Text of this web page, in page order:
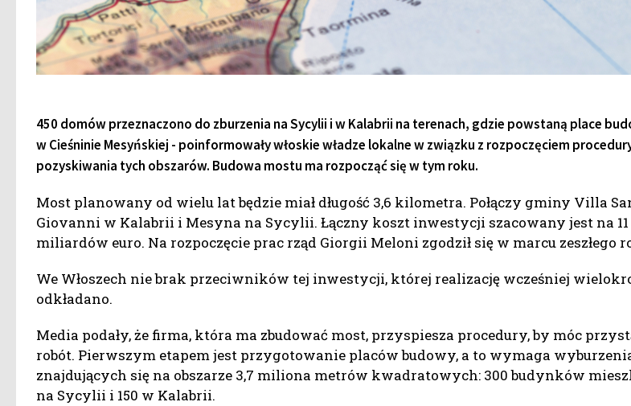
450 domów przeznaczono do zburzenia na Sycylii i w Kalabrii na terenach, gdzie powstaną place
w Cieśninie Mesyńskiej - poinformowały włoskie władze lokalne w związku z rozpoczęciem
pozyskiwania tych obszarów. Budowa mostu ma rozpocząć się w tym roku.
Most planowany od wielu lat będzie miał długość 3,6 kilometra. Połączy gminy Villa
Giovanni w Kalabrii i Mesyna na Sycylii. Łączny koszt inwestycji szacowany jest na 11
miliardów euro. Na rozpoczęcie prac rząd Giorgii Meloni zgodził się w marcu zeszłego
We Włoszech nie brak przeciwników tej inwestycji, której realizację wcześniej
odkładano.
Media podały, że firma, która ma zbudować most, przyspiesza procedury, by móc
robót. Pierwszym etapem jest przygotowanie placów budowy, a to wymaga
znajdujących się na obszarze 3,7 miliona metrów kwadratowych: 300 budynków
na Sycylii i 150 w Kalabrii.